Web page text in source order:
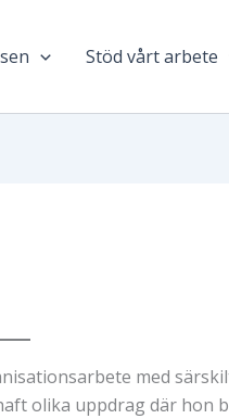
Stöd vårt arbete
med
olika uppdrag där hon